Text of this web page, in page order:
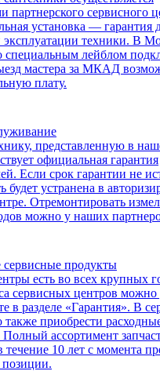
партнерского сервисного
установка — гарантия
эксплуатации техники. В
специальным лейблом
мастера за МКАД
плату.
представленную в
официальная гарантия
Если срок гарантии не
будет устранена в
Отремонтировать
можно у наших
продукты
есть во всех крупных
сервисных центров можно
в разделе «Гарантия». В
приобрести
Полный ассортимент
течение 10 лет с момента
позиции.